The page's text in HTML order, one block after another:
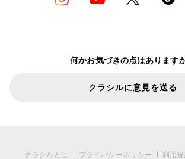
何かお気づきの点はあります
クラシルに意見を送る
クラシルとは プライバシーポリシー 利用